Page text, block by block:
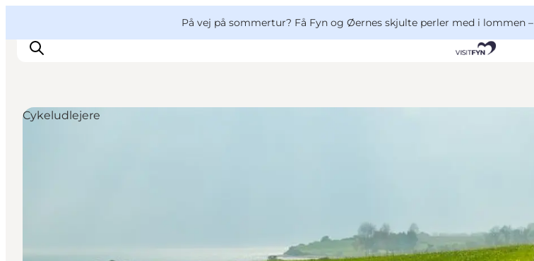
På vej på sommertur? Få Fyn og Øernes skjulte perler med i lommen –
Cykeludlejere